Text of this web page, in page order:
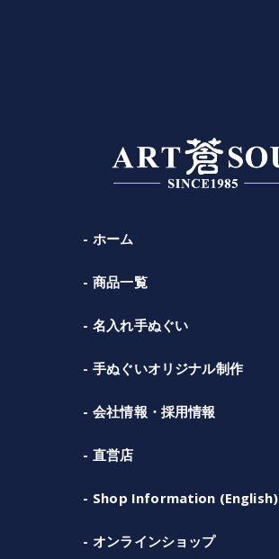
ホーム
商品一覧
名入れ手ぬぐい
手ぬぐいオリジナル制作
会社情報・採用情報
直営店
Shop Information (English)
オンラインショップ